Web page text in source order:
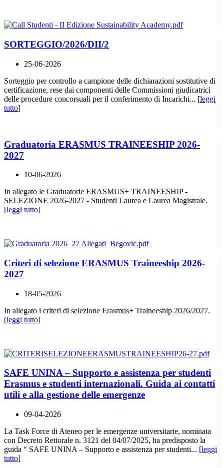
SORTEGGIO/2026/DII/2
25-06-2026
Sorteggio per controllo a campione delle dichiarazioni sostitutive di
certificazione, rese dai componenti delle Commissioni giudicatrici
delle procedure concorsuali per il conferimento di Incarichi... [leggi
tutto]
Graduatoria ERASMUS TRAINEESHIP 2026-
2027
10-06-2026
In allegato le Graduatorie ERASMUS+ TRAINEESHIP -
SELEZIONE 2026-2027 - Studenti Laurea e Laurea Magistrale.
[leggi tutto]
Criteri di selezione ERASMUS Traineeship 2026-
2027
18-05-2026
In allegato i criteri di selezione Erasmus+ Traineeship 2026/2027.
[leggi tutto]
SAFE UNINA – Supporto e assistenza per studenti
Erasmus e studenti internazionali. Guida ai contatti
utili e alla gestione delle emergenze
09-04-2026
La Task Force di Ateneo per le emergenze universitarie, nominata
con Decreto Rettorale n. 3121 del 04/07/2025, ha predisposto la
guida “ SAFE UNINA – Supporto e assistenza per studenti... [leggi
tutto]